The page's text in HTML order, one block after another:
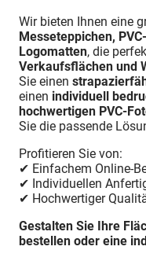
Wir bieten Ihnen eine
Messeteppichen,
Logomatten, die
Verkaufsflächen und
Sie einen
einen individuell
hochwertigen PVC-
Sie die passende
Profitieren Sie von:
✔ Einfachem Online-
✔ Individuellen
✔ Hochwertiger
Gestalten Sie Ihre
bestellen oder eine